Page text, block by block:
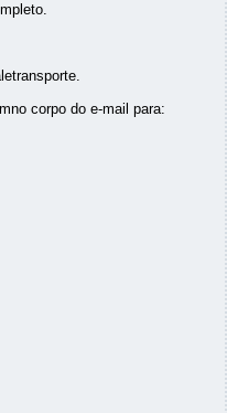
corpo do e-mail para: